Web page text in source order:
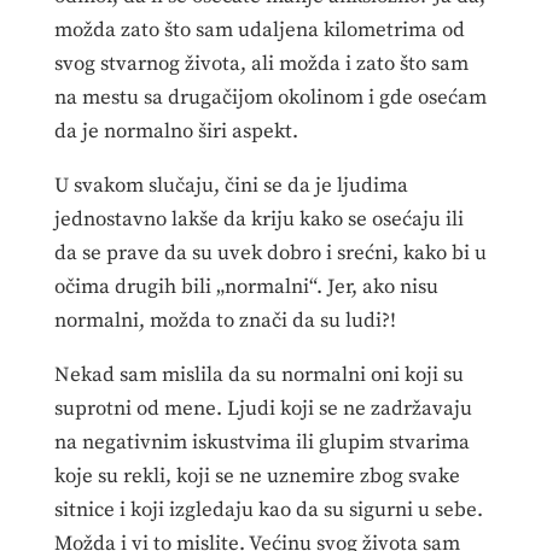
možda zato što sam udaljena kilometrima od
svog stvarnog života, ali možda i zato što sam
na mestu sa drugačijom okolinom i gde osećam
da je normalno širi aspekt.
U svakom slučaju, čini se da je ljudima
jednostavno lakše da kriju kako se osećaju ili
da se prave da su uvek dobro i srećni, kako bi u
očima drugih bili „normalni“. Jer, ako nisu
normalni, možda to znači da su ludi?!
Nekad sam mislila da su normalni oni koji su
suprotni od mene. Ljudi koji se ne zadržavaju
na negativnim iskustvima ili glupim stvarima
koje su rekli, koji se ne uznemire zbog svake
sitnice i koji izgledaju kao da su sigurni u sebe.
Možda i vi to mislite. Većinu svog života sam